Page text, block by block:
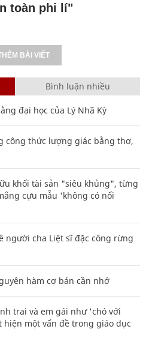
toàn phi lí"
BÀI VIẾT
Bình luận nhiều
đại học của Lý Nhã Kỳ
công thức lượng giác bằng thơ,
khối tài sản "siêu khủng", từng
cựu mẫu 'không có nổi
người cha Liệt sĩ đặc công rừng
hàm cơ bản cần nhớ
trai và em gái như 'chó với
một vấn đề trong giáo dục